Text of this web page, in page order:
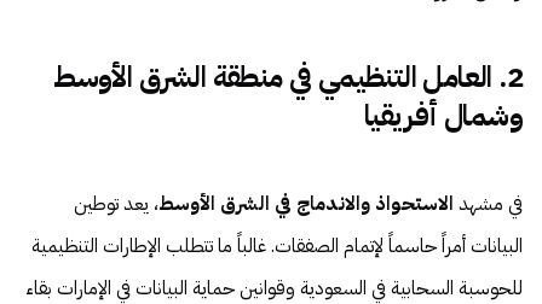
2. العامل التنظيمي في منطقة الشرق الأوسط
وشمال أفريقيا
في مشهد الاستحواذ والاندماج في الشرق الأوسط، يعد توطين
البيانات أمراً حاسماً لإتمام الصفقات. غالباً ما تتطلب الإطارات التنظيمية
للحوسبة السحابية في السعودية وقوانين حماية البيانات في الإمارات بقاء